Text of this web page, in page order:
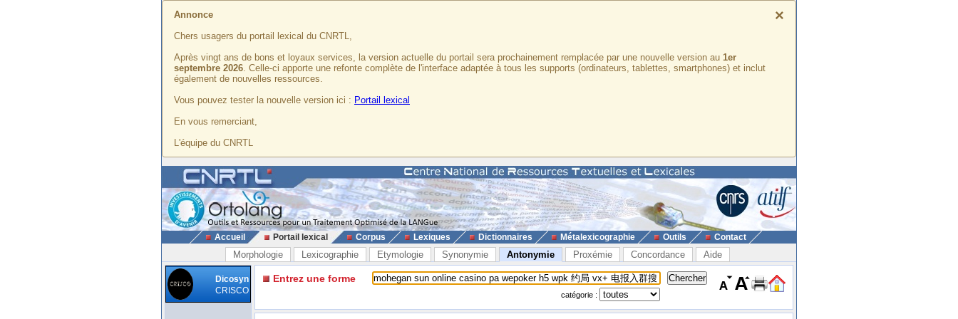
×
Annonce
Chers usagers du portail lexical du CNRTL,
Après vingt ans de bons et loyaux services, la version actuelle du portail sera prochainement remplacée par une nouvelle version au 1er
septembre 2026. Celle-ci apporte une refonte complète de l'interface adaptée à tous les supports (ordinateurs, tablettes, smartphones) et inclut
également de nouvelles ressources.
Vous pouvez tester la nouvelle version ici : Portail lexical
En vous remerciant,
L'équipe du CNRTL
Accueil Portail lexical Corpus Lexiques Dictionnaires Métalexicographie Outils Contact
Morphologie Lexicographie Etymologie Synonymie Antonymie Proxémie Concordance Aide
Dicosyn
CRISCO
Entrez une forme
catégorie :